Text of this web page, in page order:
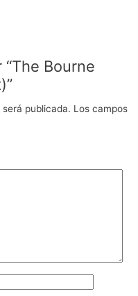
Bourne
publicada. Los campos